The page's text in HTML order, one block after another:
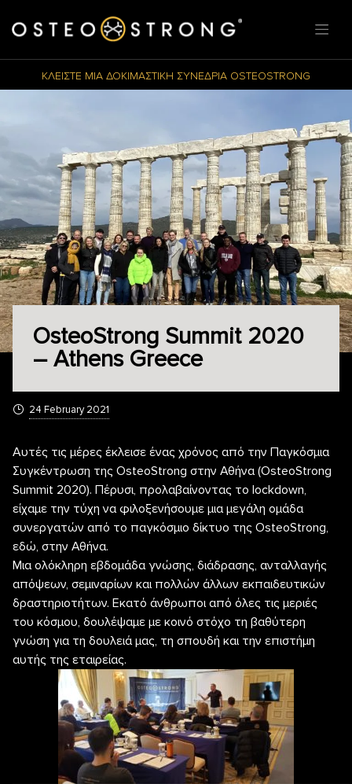
ΚΛΕΙΣΤΕ ΜΙΑ ΔΟΚΙΜΑΣΤΙΚΗ ΣΥΝΕΔΡΙΑ OSTEOSTRONG
OsteoStrong Summit 2020
– Athens Greece
24 February 2021
Αυτές τις μέρες έκλεισε ένας χρόνος από την Παγκόσμια
Συγκέντρωση της OsteoStrong στην Αθήνα (OsteoStrong
Summit 2020). Πέρυσι, προλαβαίνοντας το lockdown,
είχαμε την τύχη να φιλοξενήσουμε μια μεγάλη ομάδα
συνεργατών από το παγκόσμιο δίκτυο της OsteoStrong,
εδώ, στην Αθήνα.
Μια ολόκληρη εβδομάδα γνώσης, διάδρασης, ανταλλαγής
απόψεων, σεμιναρίων και πολλών άλλων εκπαιδευτικών
δραστηριοτήτων. Εκατό άνθρωποι από όλες τις μεριές
του κόσμου, δουλέψαμε με κοινό στόχο τη βαθύτερη
γνώση για τη δουλειά μας, τη σπουδή και την επιστήμη
αυτής της εταιρείας.